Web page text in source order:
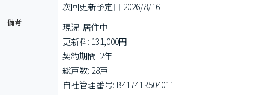
次回更新予定日:2026/8/16
備考
現況: 居住中
更新料: 131,000円
契約期間: 2年
総戸数: 28戸
自社管理番号: B41741R504011